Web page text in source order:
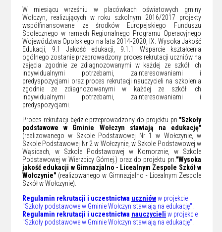
W miesiącu wrześniu w placówkach oświatowych gminy
Wołczyn, realizujących w roku szkolnym 2016/2017 projekty
współfinansowane ze środków Europejskiego Funduszu
Społecznego w ramach Regionalnego Programu Operacyjnego
Województwa Opolskiego na lata 2014-2020, IX. Wysoka Jakość
Edukacji, 9.1 Jakość edukacji, 9.1.1 Wsparcie kształcenia
ogólnego zostanie przeprowadzony proces rekrutacji uczniów na
zajęcia zgodnie ze zdiagnozowanymi w każdej ze szkół ich
indywidualnymi potrzebami, zainteresowaniami i
predyspozycjami oraz proces rekrutacji nauczycieli na szkolenia
zgodnie ze zdiagnozowanymi w każdej ze szkół ich
indywidualnymi potrzebami, zainteresowaniami i
predyspozycjami.
Proces rekrutacji będzie przeprowadzony do projektu pn. "Szkoły
podstawowe w Gminie Wołczyn stawiają na edukację"
(realizowanego w Szkole Podstawowej Nr 1 w Wołczynie, w
Szkole Podstawowej Nr 2 w Wołczynie, w Szkole Podstawowej w
Wąsicach, w Szkole Podstawowej w Komorznie, w Szkole
Podstawowej w Wierzbicy Górnej.) oraz do projektu pn. "Wysoka
jakość edukacji w Gimnazjalno - Licealnym Zespole Szkół w
Wołczynie" (realizowanego w Gimnazjalno - Licealnym Zespole
Szkół w Wołczynie).
Regulamin rekrutacji i uczestnictwa ucznióww projekcie
"Szkoły podstawowe w Gminie Wołczyn stawiają na edukację".
Regulamin rekrutacji i uczestnictwa nauczycieli w projekcie
"Szkoły podstawowe w Gminie Wołczyn stawiają na edukację".